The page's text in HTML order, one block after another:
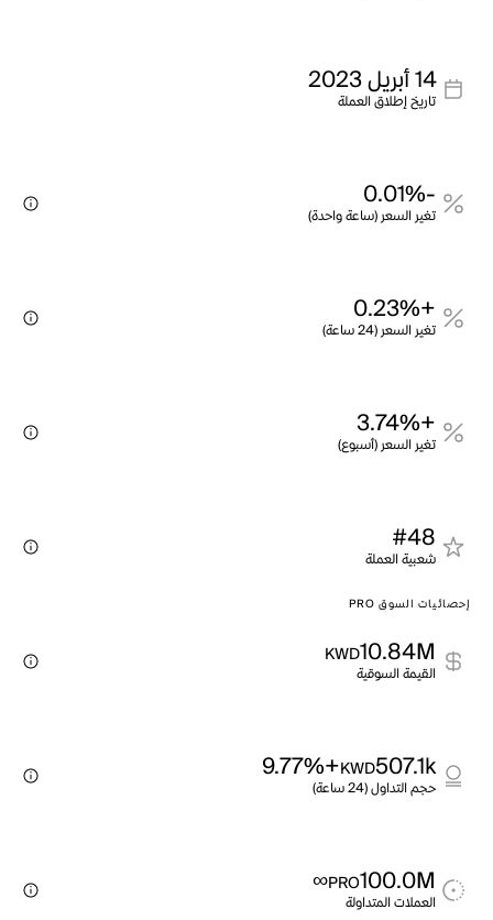
14 أبريل 2023
تاريخ إطلاق العملة
-0.01%
تغير السعر (ساعة واحدة)
+0.23%
تغير السعر (24 ساعة)
+3.74%
تغير السعر (أسبوع)
#48
شعبية العملة
إحصائيات السوق PRO
10.84M
KWD
القيمة السوقية
507.1k
KWD
+9.77%
حجم التداول (24 ساعة)
100.0M
PRO
∞
العملات المتداولة